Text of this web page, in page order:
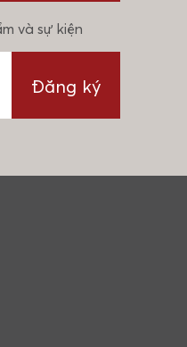
và sự kiện
Đăng ký